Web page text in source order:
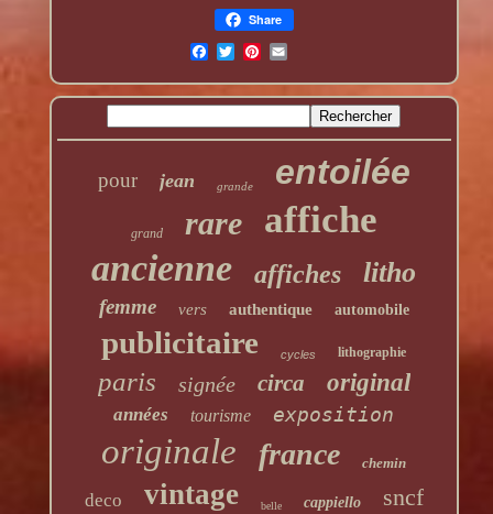
Share
pour jean grande entoilée
grand rare affiche
ancienne affiches litho
femme vers authentique automobile
publicitaire cycles lithographie
paris signée circa original
années tourisme exposition
originale france chemin
deco vintage belle cappiello sncf